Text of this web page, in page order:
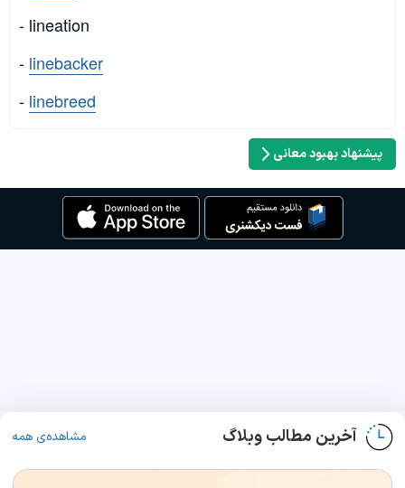
- lineation
- linebacker
- linebreed
پیشنهاد بهبود معانی
آخرین مطالب وبلاگ مشاهده‌ی همه